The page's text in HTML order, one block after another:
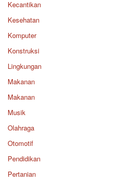
Kecantikan
Kesehatan
Komputer
Konstruksi
Lingkungan
Makanan
Makanan
Musik
Olahraga
Otomotif
Pendidikan
Pertanian